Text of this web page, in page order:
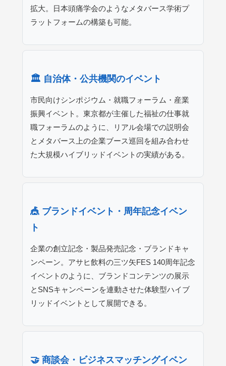
拡大。日本頭痛学会のようなメタバース学術プ
ラットフォームの構築も可能。
🏛️ 自治体・公共機関のイベント
市民向けシンポジウム・就職フォーラム・産業
振興イベント。東京都が主催した福祉の仕事就
職フォーラムのように、リアル会場での説明会
とメタバース上の企業ブース巡回を組み合わせ
た大規模ハイブリッドイベントの実績がある。
🎪 ブランドイベント・周年記念イベン
ト
企業の創立記念・製品発売記念・ブランドキャ
ンペーン。アサヒ飲料の三ツ矢FES 140周年記念
イベントのように、ブランドコンテンツの展示
とSNSキャンペーンを連動させた体験型ハイブ
リッドイベントとして展開できる。
🤝 商談会・ビジネスマッチングイベン